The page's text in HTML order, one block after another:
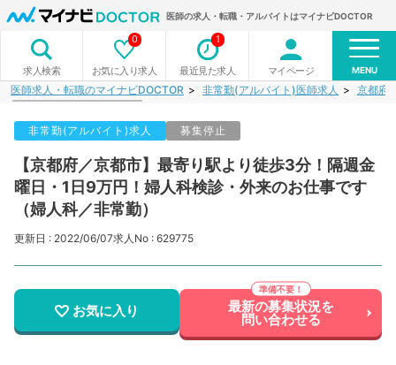
医師の求人・転職・アルバイトはマイナビDOCTOR
求人検索 お気に入り求人
0
最近見た求人
1
マイページ MENU
医師求人・転職のマイナビDOCTOR 非常勤(アルバイト)医師求人 京都府
非常勤(アルバイト)求人 募集停止
【京都府／京都市】最寄り駅より徒歩3分！隔週金
曜日・1日9万円！婦人科検診・外来のお仕事です
（婦人科／非常勤）
更新日 : 2022/06/07求人No : 629775
お気に入り 最新の募集状況を
問い合わせる